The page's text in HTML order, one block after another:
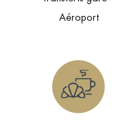
Aéroport